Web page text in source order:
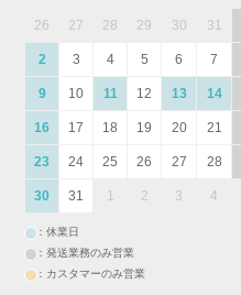
26 27 28 29 30 31
2 3 4 5 6 7
9 10 11 12 13 14
16 17 18 19 20 21
23 24 25 26 27 28
30 31 1 2 3 4
：休業日
：発送業務のみ営業
：カスタマーのみ営業